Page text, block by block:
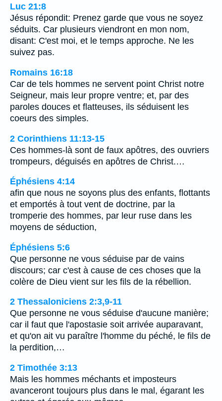
Luc 21:8
Jésus répondit: Prenez garde que vous ne soyez
séduits. Car plusieurs viendront en mon nom,
disant: C'est moi, et le temps approche. Ne les
suivez pas.
Romains 16:18
Car de tels hommes ne servent point Christ notre
Seigneur, mais leur propre ventre; et, par des
paroles douces et flatteuses, ils séduisent les
coeurs des simples.
2 Corinthiens 11:13-15
Ces hommes-là sont de faux apôtres, des ouvriers
trompeurs, déguisés en apôtres de Christ.…
Éphésiens 4:14
afin que nous ne soyons plus des enfants, flottants
et emportés à tout vent de doctrine, par la
tromperie des hommes, par leur ruse dans les
moyens de séduction,
Éphésiens 5:6
Que personne ne vous séduise par de vains
discours; car c'est à cause de ces choses que la
colère de Dieu vient sur les fils de la rébellion.
2 Thessaloniciens 2:3,9-11
Que personne ne vous séduise d'aucune manière;
car il faut que l'apostasie soit arrivée auparavant,
et qu'on ait vu paraître l'homme du péché, le fils de
la perdition,…
2 Timothée 3:13
Mais les hommes méchants et imposteurs
avanceront toujours plus dans le mal, égarant les